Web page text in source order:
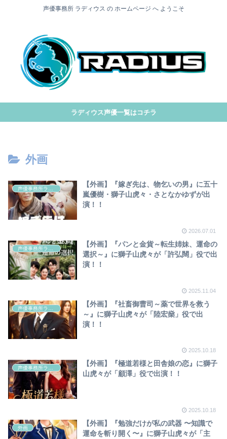
声優事務所 ラディウス の ホームページ へ ようこそ
ラディウス声優一覧はコチラ
外画
声優事務所ラディウス
【外画】『嫁ぎ先は、物乞いの男』に五十
嵐優樹・獅子山虎々・さとなかゆずが出
演！！
2026.07.01
【外画】『パンと金貨～転生姉妹、運命の
選択～』に獅子山虎々が「許弘闊」役で出
演！！
2025.11.04
【外画】『社畜御曹司～薬で世界を救う
～』に獅子山虎々が「陸宏燊」役で出
演！！
2025.10.18
声優事務所ラディウス
【外画】『極道若様と田舎娘の恋』に獅子
山虎々が「顧澤」役で出演！！
2025.10.18
外画
【外画】『勉強だけが私の武器 〜知識で
運命を斬り開く〜』に獅子山虎々が「主